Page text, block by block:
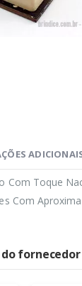
Com Toque
Com